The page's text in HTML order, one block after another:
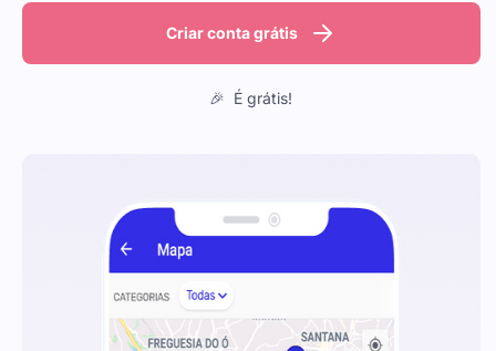
Criar conta grátis
🎉 É grátis!